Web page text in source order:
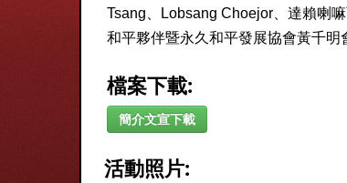
Tsang、Lobsang Choejor、達賴喇
和平夥伴暨永久和平發展協會黃千明
檔案下載:
簡介文宣下載
活動照片: